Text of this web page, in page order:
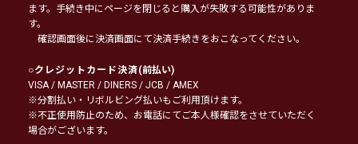
ます。手続き中にページを閉じると購入が失敗する可能性がありま
す。
確認画面後に決済画面にて決済手続きをおこなってください。
○クレジットカード決済(前払い)
VISA / MASTER / DINERS / JCB / AMEX
※分割払い・リボルビング払いもご利用頂けます。
※不正使用防止のため、お電話にてご本人様確認をさせていただく
場合がございます。